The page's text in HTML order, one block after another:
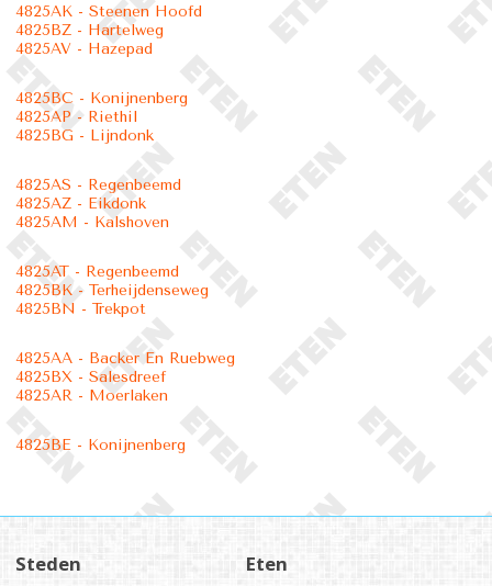
4825AK - Steenen Hoofd
4825BZ - Hartelweg
4825AV - Hazepad
4825BC - Konijnenberg
4825AP - Riethil
4825BG - Lijndonk
4825AS - Regenbeemd
4825AZ - Eikdonk
4825AM - Kalshoven
4825AT - Regenbeemd
4825BK - Terheijdenseweg
4825BN - Trekpot
4825AA - Backer En Ruebweg
4825BX - Salesdreef
4825AR - Moerlaken
4825BE - Konijnenberg
Steden Eten